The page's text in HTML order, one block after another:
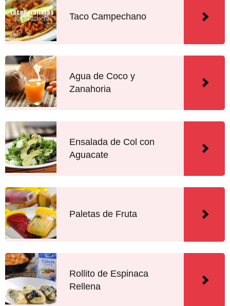
Taco Campechano
Agua de Coco y
Zanahoria
Ensalada de Col con
Aguacate
Paletas de Fruta
Rollito de Espinaca
Rellena